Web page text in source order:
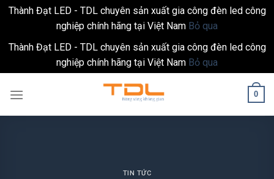
Thành Đạt LED - TDL chuyên sản xuất gia công đèn led công
nghiệp chính hãng tại Việt Nam Bỏ qua
Thành Đạt LED - TDL chuyên sản xuất gia công đèn led công
nghiệp chính hãng tại Việt Nam Bỏ qua
0
TIN TỨC